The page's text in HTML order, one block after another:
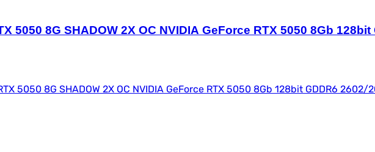
5050 8G SHADOW 2X OC NVIDIA GeForce RTX 5050 8Gb 128bit